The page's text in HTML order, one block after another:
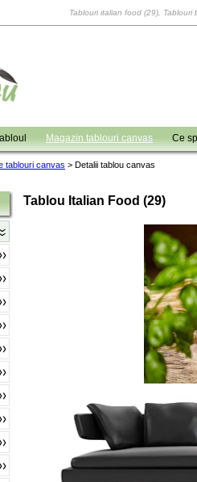
Tablouri italian food (29),
Magazin tablouri canvas Ce
tablouri canvas > Detalii tablou canvas
Tablou Italian Food (29)